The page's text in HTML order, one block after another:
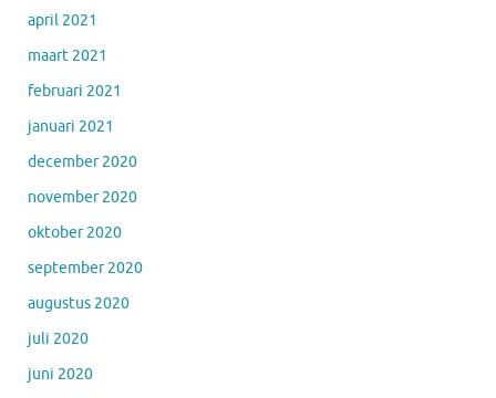
april 2021
maart 2021
februari 2021
januari 2021
december 2020
november 2020
oktober 2020
september 2020
augustus 2020
juli 2020
juni 2020